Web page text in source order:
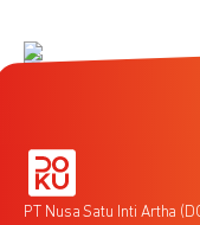
PT Nusa Satu Inti Artha